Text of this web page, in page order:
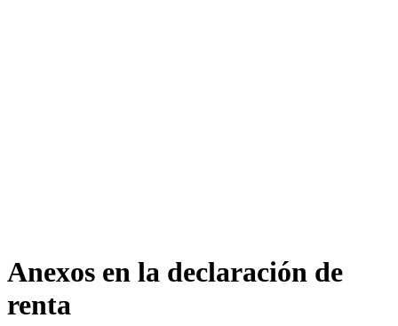
Anexos en la declaración de
renta